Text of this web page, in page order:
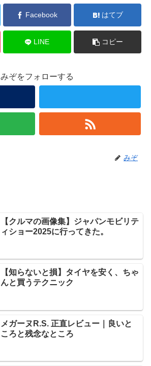
Facebook はてブ
LINE コピー
みぞをフォローする
みぞ
【クルマの画像集】ジャパンモビリテ
ィショー2025に行ってきた。
【知らないと損】タイヤを安く、ちゃ
んと買うテクニック
メガーヌR.S. 正直レビュー｜良いと
ころと残念なところ